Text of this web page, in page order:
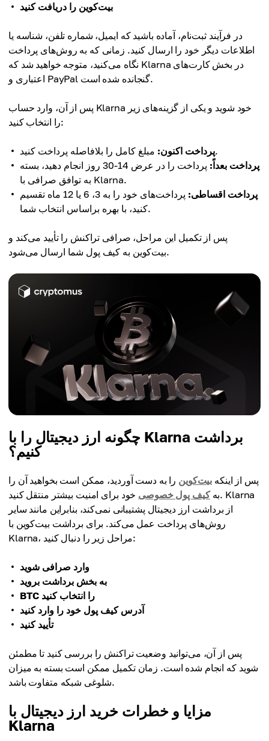
بیت‌کوین را دریافت کنید
در فرآیند ثبت‌نام، آماده باشید که ایمیل، شماره تلفن، شناسه یا
اطلاعات دیگر خود را ارسال کنید. زمانی که به روش‌های پرداخت
نگاه می‌کنید، متوجه خواهید شد که Klarna در بخش کارت‌های
اعتباری و PayPal گنجانده شده است.
پس از آن، وارد حساب Klarna خود شوید و یکی از گزینه‌های زیر
را انتخاب کنید:
پرداخت اکنون:مبلغ کامل را بلافاصله پرداخت کنید.
پرداخت بعداً:
پرداخت را در عرض 14-30 روز انجام دهید، بسته
به توافق صرافی با Klarna.
پرداخت اقساطی:
پرداخت‌های خود را به 3، 6 یا 12 ماه تقسیم
کنید، با بهره براساس انتخاب شما.
پس از تکمیل این مراحل، صرافی تراکنش را تأیید می‌کند و
بیت‌کوین به کیف پول شما ارسال می‌شود.
چگونه ارز دیجیتال را با Klarna برداشت
کنیم؟
پس از اینکه بیت‌کوین را به دست آوردید، ممکن است بخواهید آن را
بهکیف پول خصوصی خود برای امنیت بیشتر منتقل کنید. Klarna
از برداشت ارز دیجیتال پشتیبانی نمی‌کند، بنابراین مانند سایر
روش‌های پرداخت عمل می‌کند. برای برداشت بیت‌کوین با
Klarna، مراحل زیر را دنبال کنید:
وارد صرافی شوید
به بخش برداشت بروید
BTC را انتخاب کنید
آدرس کیف پول خود را وارد کنید
تأیید کنید
پس از آن، می‌توانید وضعیت تراکنش را بررسی کنید تا مطمئن
شوید که انجام شده است. زمان تکمیل ممکن است بسته به میزان
شلوغی شبکه متفاوت باشد.
مزایا و خطرات خرید ارز دیجیتال با
Klarna